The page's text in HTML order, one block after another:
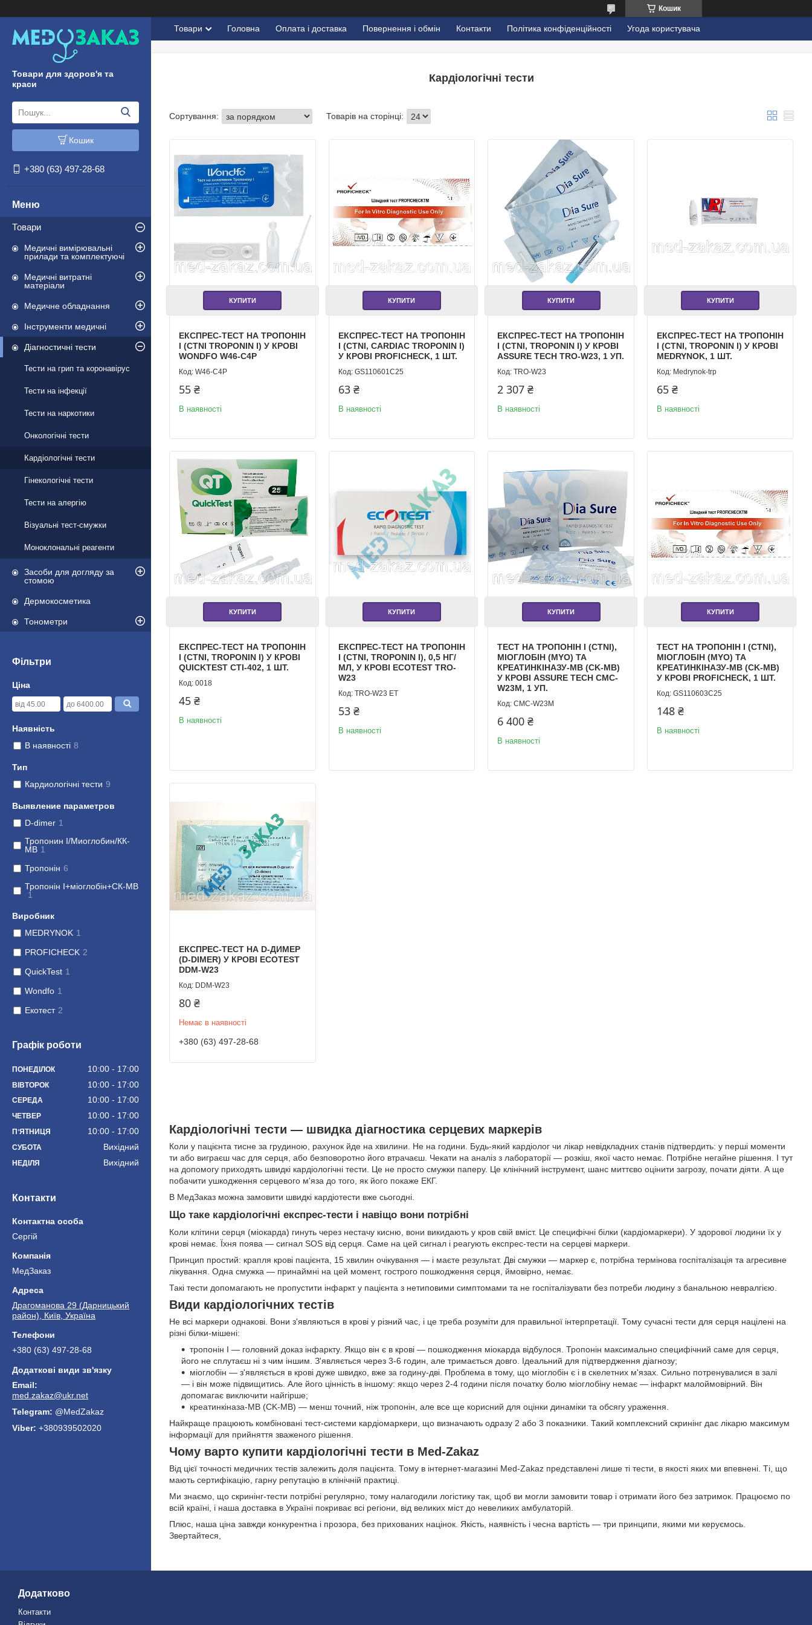
Кошик
Товари для здоров'я та
краси
Кошик
+380 (63) 497-28-68
Товари
Медичні вимірювальні
прилади та комплектуючі
Медичні витратні
матеріали
Медичне обладнання
Інструменти медичні
Діагностичні тести
Тести на грип та коронавірус
Тести на інфекції
Тести на наркотики
Онкологічні тести
Кардіологічні тести
Гінекологічні тести
Тести на алергію
Візуальні тест-смужки
Моноклональні реагенти
Засоби для догляду за
стомою
Дермокосметика
Тонометри
Фільтри
Ціна
Наявність
В наявності 8
Тип
Кардиологічні тести 9
Выявление параметров
D-dimer 1
Тропонин І/Миоглобин/КК-
МВ 1
Тропонін 6
Тропонін I+міоглобін+СК-МВ
1
Виробник
MEDRYNOK 1
PROFICHECK 2
QuickTest 1
Wondfo 1
Екотест 2
Графік роботи
ПОНЕДІЛОК 10:00 17:00
ВІВТОРОК 10:00 17:00
СЕРЕДА 10:00 17:00
ЧЕТВЕР 10:00 17:00
ПʼЯТНИЦЯ 10:00 17:00
СУБОТА Вихідний
НЕДІЛЯ Вихідний
Контакти
Сергій
МедЗаказ
Драгоманова 29 (Дарницький
район), Київ, Україна
+380 (63) 497-28-68
med.zakaz@ukr.net
@MedZakaz
+380939502020
Товари Головна Оплата і доставка Повернення і обмін Контакти Політика конфіденційності Угода користувача
Кардіологічні тести
КУПИТИ
ЕКСПРЕС-ТЕСТ НА ТРОПОНІН
I (CTNI TROPONIN I) У КРОВІ
WONDFO W46-C4P
W46-C4P
55 ₴
В наявності
КУПИТИ
ЕКСПРЕС-ТЕСТ НА ТРОПОНІН
I (CTNI, CARDIAC TROPONIN I)
У КРОВІ PROFICHECK, 1 ШТ.
GS110601C25
63 ₴
В наявності
КУПИТИ
ЕКСПРЕС-ТЕСТ НА ТРОПОНІН
I (CTNI, TROPONIN I) У КРОВІ
ASSURE TECH TRO-W23, 1 УП.
TRO-W23
2 307 ₴
В наявності
КУПИТИ
ЕКСПРЕС-ТЕСТ НА ТРОПОНІН
I (CTNI, TROPONIN I) У КРОВІ
MEDRYNOK, 1 ШТ.
Medrynok-trp
65 ₴
В наявності
КУПИТИ
ЕКСПРЕС-ТЕСТ НА ТРОПОНІН
I (CTNI, TROPONIN I) У КРОВІ
QUICKTEST CTI-402, 1 ШТ.
0018
45 ₴
В наявності
КУПИТИ
ЕКСПРЕС-ТЕСТ НА ТРОПОНІН
I (CTNI, TROPONIN I), 0,5 НГ/
МЛ, У КРОВІ ECOTEST TRO-
W23
TRO-W23 ET
53 ₴
В наявності
КУПИТИ
ТЕСТ НА ТРОПОНІН I (CTNI),
МІОГЛОБІН (MYO) ТА
КРЕАТИНКІНАЗУ-МВ (CK-MB)
У КРОВІ ASSURE TECH CMC-
W23M, 1 УП.
CMC-W23M
6 400 ₴
В наявності
КУПИТИ
ТЕСТ НА ТРОПОНІН I (CTNI),
МІОГЛОБІН (MYO) ТА
КРЕАТИНКІНАЗУ-МВ (CK-MB)
У КРОВІ PROFICHECK, 1 ШТ.
GS110603C25
148 ₴
В наявності
ЕКСПРЕС-ТЕСТ НА D-ДИМЕР
(D-DIMER) У КРОВІ ECOTEST
DDM-W23
DDM-W23
80 ₴
Немає в наявності
+380 (63) 497-28-68
Кардіологічні тести — швидка діагностика серцевих маркерів
Коли у пацієнта тисне за грудиною, рахунок йде на хвилини. Не на години. Будь-який кардіолог чи лікар невідкладних станів підтвердить: у перші моменти
ти або виграєш час для серця, або безповоротно його втрачаєш. Чекати на аналіз з лабораторії — розкіш, якої часто немає. Потрібне негайне рішення. І тут
на допомогу приходять швидкі кардіологічні тести. Це не просто смужки паперу. Це клінічний інструмент, шанс миттєво оцінити загрозу, почати діяти. А ще
побачити ушкодження серцевого м'яза до того, як його покаже ЕКГ.
В МедЗаказ можна замовити швидкі кардіотести вже сьогодні.
Що таке кардіологічні експрес-тести і навіщо вони потрібні
Коли клітини серця (міокарда) гинуть через нестачу кисню, вони викидають у кров свій вміст. Це специфічні білки (кардіомаркери). У здорової людини їх у
крові немає. Їхня поява — сигнал SOS від серця. Саме на цей сигнал і реагують експрес-тести на серцеві маркери.
Принцип простий: крапля крові пацієнта, 15 хвилин очікування — і маєте результат. Дві смужки — маркер є, потрібна термінова госпіталізація та агресивне
лікування. Одна смужка — принаймні на цей момент, гострого пошкодження серця, ймовірно, немає.
Такі тести допомагають не пропустити інфаркт у пацієнта з нетиповими симптомами та не госпіталізувати без потреби людину з банальною невралгією.
Види кардіологічних тестів
Не всі маркери однакові. Вони з'являються в крові у різний час, і це треба розуміти для правильної інтерпретації. Тому сучасні тести для серця націлені на
різні білки-мішені:
тропонін I — головний доказ інфаркту. Якщо він є в крові — пошкодження міокарда відбулося. Тропонін максимально специфічний саме для серця,
його не сплутаєш ні з чим іншим. З'являється через 3-6 годин, але тримається довго. Ідеальний для підтвердження діагнозу;
міоглобін — з'являється в крові дуже швидко, вже за годину-дві. Проблема в тому, що міоглобін є і в скелетних м'язах. Сильно потренувалися в залі
— і він може підвищитись. Але його цінність в іншому: якщо через 2-4 години після початку болю міоглобіну немає — інфаркт малоймовірний. Він
допомагає виключити найгірше;
креатинкіназа-МВ (CK-MB) — менш точний, ніж тропонін, але все ще корисний для оцінки динаміки та обсягу ураження.
Найкраще працюють комбіновані тест-системи кардіомаркери, що визначають одразу 2 або 3 показники. Такий комплексний скринінг дає лікарю максимум
інформації для прийняття зваженого рішення.
Чому варто купити кардіологічні тести в Med-Zakaz
Від цієї точності медичних тестів залежить доля пацієнта. Тому в інтернет-магазині Med-Zakaz представлені лише ті тести, в якості яких ми впевнені. Ті, що
мають сертифікацію, гарну репутацію в клінічній практиці.
Ми знаємо, що скринінг-тести потрібні регулярно, тому налагодили логістику так, щоб ви могли замовити товар і отримати його без затримок. Працюємо по
всій країні, і наша доставка в Україні покриває всі регіони, від великих міст до невеликих амбулаторій.
Плюс, наша ціна завжди конкурентна і прозора, без прихованих націнок. Якість, наявність і чесна вартість — три принципи, якими ми керуємось.
Звертайтеся,
Додатково
Контакти